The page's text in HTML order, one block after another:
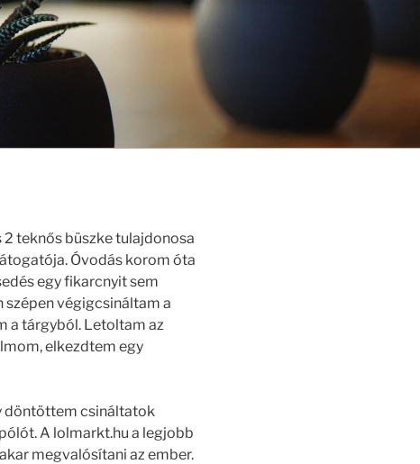
2 teknős büszke tulajdonosa
Óvodás korom óta
egy fikarcnyit sem
szépen végigcsináltam a
a tárgyból. Letoltam az
elkezdtem egy
döntöttem csináltatok
A lolmarkt.hu a legjobb
megvalósítani az ember.